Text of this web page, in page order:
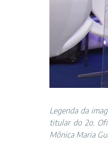
Legenda da
titular do 2o.
Mônica Maria